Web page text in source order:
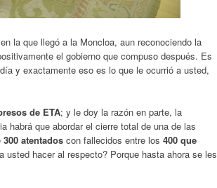
la que llegó a la Moncloa, aun reconociendo la
el gobierno que compuso después. Es
y exactamente eso es lo que le ocurrió a usted,
de ETA; y le doy la razón en parte, la
habrá que abordar el cierre total de una de las
300 atentados con fallecidos entre los 400 que
usted hacer al respecto? Porque hasta ahora se les